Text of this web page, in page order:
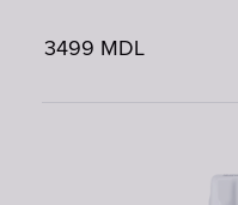
3499 MDL